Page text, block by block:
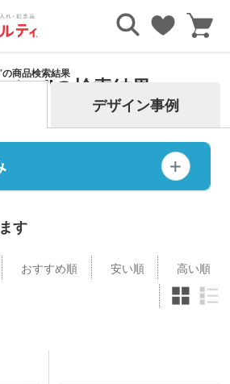
商品検索結果
モ"の検索結果
デザイン事例
す
おすすめ順 安い順 高い順